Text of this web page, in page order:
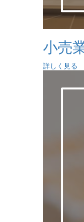
小売
詳しく見る